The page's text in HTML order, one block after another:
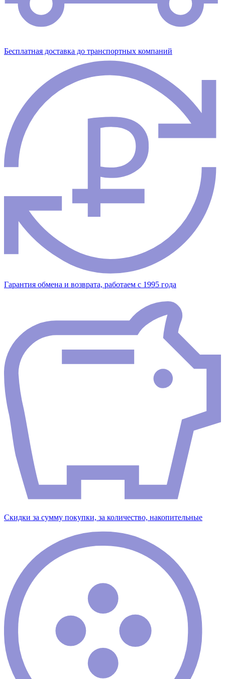
Бесплатная доставка до транспортных компаний
Гарантия обмена и возврата, работаем с 1995 года
Скидки за сумму покупки, за количество, накопительные